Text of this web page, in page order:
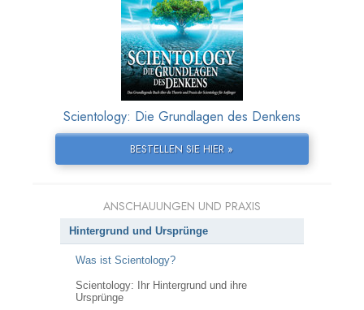
Scientology: Die Grundlagen des Denkens
BESTELLEN SIE HIER »
ANSCHAUUNGEN UND PRAXIS
Hintergrund und Ursprünge
Was ist Scientology?
Scientology: Ihr Hintergrund und ihre
Ursprünge